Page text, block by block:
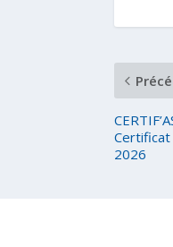
Certificat
2026